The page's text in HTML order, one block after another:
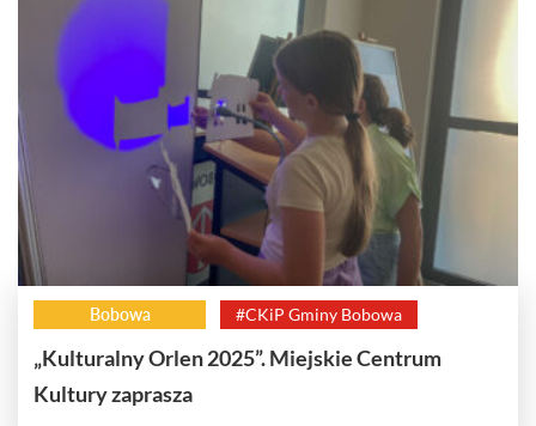
Bobowa #CKiP Gminy Bobowa
„Kulturalny Orlen 2025”. Miejskie Centrum
Kultury zaprasza